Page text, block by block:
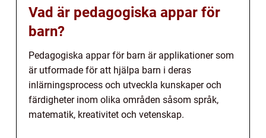
Vad är pedagogiska appar för
barn?
Pedagogiska appar för barn är applikationer som
är utformade för att hjälpa barn i deras
inlärningsprocess och utveckla kunskaper och
färdigheter inom olika områden såsom språk,
matematik, kreativitet och vetenskap.